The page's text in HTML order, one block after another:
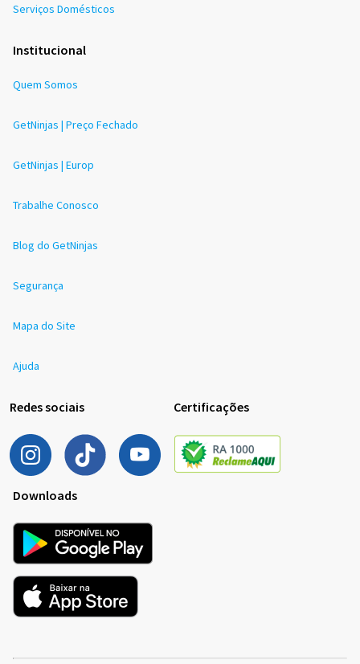
Serviços Domésticos
Institucional
Quem Somos
GetNinjas | Preço Fechado
GetNinjas | Europ
Trabalhe Conosco
Blog do GetNinjas
Segurança
Mapa do Site
Ajuda
Redes sociais Certificações
Downloads